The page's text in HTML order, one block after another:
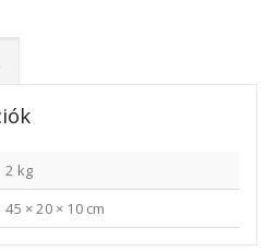
2 kg
45 × 20 × 10 cm